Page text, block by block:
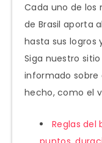
Cada uno de los
de Brasil aporta
hasta sus logros
Siga nuestro
informado sobre
hecho, como el
Reglas del